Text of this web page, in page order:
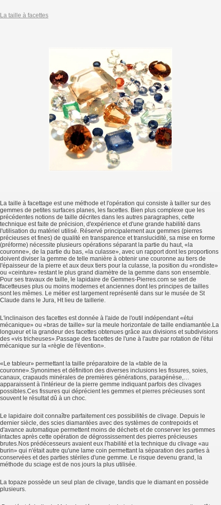
La taille à facettes
La taille à facettage est une méthode et l'opération qui consiste à tailler sur des
gemmes de petites surfaces planes, les facettes. Bien plus complexe que les
précédentes notions de taille décrites dans les autres paragraphes, cette
technique est faite de précision, d'expérience et d'une grande habilité dans
l'utilisation du matériel utilisé. Réservé principalement aux gemmes (pierres
précieuses et fines) de qualité en transparence et translucidité, sa mise en forme
(préforme) nécessite plusieurs opérations séparant la partie du haut, «la
couronne», de la partie du bas, «la culasse», avec un rapport dont les proportions
doivent diviser la gemme de telle manière à obtenir une couronne au tiers de
l'épaisseur de la pierre et aux deux tiers pour la culasse, la position du «rondiste»
ou «ceinture» restant le plus grand diamètre de la gemme dans son ensemble.
Pour ses travaux de taille, le lapidaire de Gemmes-Pierres.com se sert de
facetteuses plus ou moins modernes et anciennes dont les principes de tailles
sont les mêmes. Le métier est largement représenté dans sur le musée de St
Claude dans le Jura, Ht lieu de taillerie.
L'inclinaison des facettes est donnée à l'aide de l'outil indépendant «étui
mécanique» ou «bras de taille» sur la meule horizontale de taille endiamantée.La
longueur et la grandeur des facettes obtenues grâce aux divisions et subdivisions
des «vis tricheuses».Passage des facettes de l'une à l'autre par rotation de l'étui
mécanique sur la «règle de l'évention».
«Le tableur» permettant la taille préparatoire de la «table de la
couronne».Synonimes et définition des diverses inclusions les fissures, soies,
canaux, crapauds minérales de premières générations, paragénèse,…
apparaissent à l'intérieur de la pierre gemme indiquant parfois des clivages
possibles.Ces fissures qui déprécient les gemmes et pierres précieuses sont
souvent le résultat dû à un choc.
Le lapidaire doit connaître parfaitement ces possibilités de clivage. Depuis le
dernier siècle, des scies diamantées avec des systèmes de contrepoids et
d'avance automatique permettent moins de déchets et de conserver les gemmes
intactes après cette opération de dégrossissement des pierres précieuses
brutes.Nos prédécesseurs avaient eux l'habilité et la technique du clivage «au
burin» qui n'était autre qu'une lame coin permettant la séparation des parties à
conservées et des parties stériles d'une gemme. Le risque devenu grand, la
méthode du sciage est de nos jours la plus utilisée.
La topaze possède un seul plan de clivage, tandis que le diamant en possède
plusieurs.